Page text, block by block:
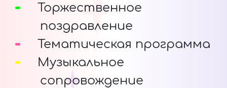
Торжественное
поздравление
Тематическая программа
Музыкальное
сопровождение